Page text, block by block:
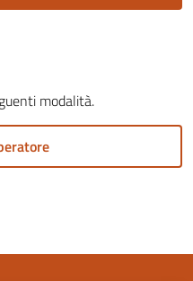
modalità.